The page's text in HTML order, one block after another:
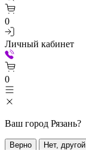
0
Личный кабинет
0
Ваш город Рязань?
Верно Нет, другой